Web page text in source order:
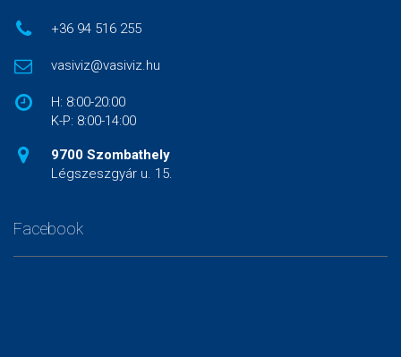
+36 94 516 255
vasiviz@vasiviz.hu
H: 8:00-20:00
K-P: 8:00-14:00
9700 Szombathely
Légszeszgyár u. 15.
Facebook